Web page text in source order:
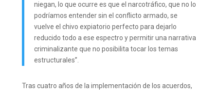
niegan, lo que ocurre es que el narcotráfico, que no lo
podríamos entender sin el conflicto armado, se
vuelve el chivo expiatorio perfecto para dejarlo
reducido todo a ese espectro y permitir una narrativa
criminalizante que no posibilita tocar los temas
estructurales”.
Tras cuatro años de la implementación de los acuerdos,